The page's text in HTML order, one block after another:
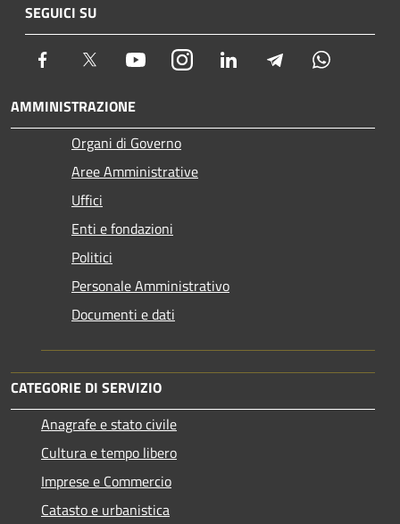
SEGUICI SU
Facebook Twitter YoutubeInstagram LinkedIn Telegram
AMMINISTRAZIONE
Organi di Governo
Aree Amministrative
Uffici
Enti e fondazioni
Politici
Personale Amministrativo
Documenti e dati
CATEGORIE DI SERVIZIO
Anagrafe e stato civile
Cultura e tempo libero
Imprese e Commercio
Catasto e urbanistica